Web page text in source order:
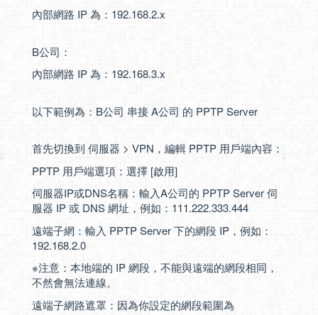
內部網路 IP 為：192.168.2.x
B公司：
內部網路 IP 為：192.168.3.x
以下範例為：B公司 串接 A公司 的 PPTP Server
首先切換到 伺服器 > VPN，編輯 PPTP 用戶端內容：
PPTP 用戶端選項：選擇 [啟用]
伺服器IP或DNS名稱：輸入A公司的 PPTP Server 伺
服器 IP 或 DNS 網址，例如：111.222.333.444
遠端子網：輸入 PPTP Server 下的網段 IP，例如：
192.168.2.0
※注意：本地端的 IP 網段，不能與遠端的網段相同，
不然會無法連線。
遠端子網路遮罩：因為你設定的網段範圍為